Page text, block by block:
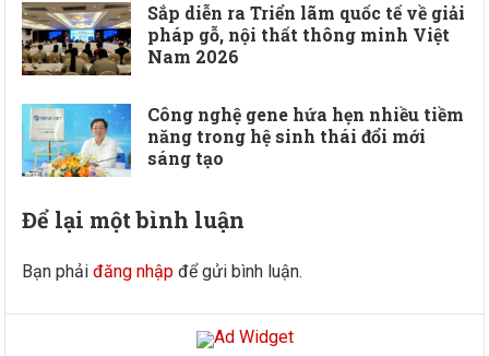
Sắp diễn ra Triển lãm quốc tế về giải
pháp gỗ, nội thất thông minh Việt
Nam 2026
Công nghệ gene hứa hẹn nhiều tiềm
năng trong hệ sinh thái đổi mới
sáng tạo
Để lại một bình luận
Bạn phảiđăng nhập để gửi bình luận.